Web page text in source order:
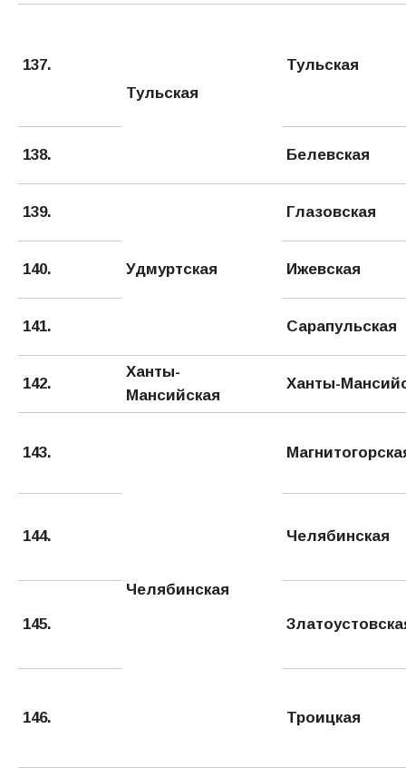
137.
Тульская
Тульская
138. Белевская
139.
Удмуртская
Глазовская
140. Ижевская
141. Сарапульская
142.
Ханты-
Мансийская
Ханты-
143.
Челябинская
144. Челябинская
145.
146. Троицкая